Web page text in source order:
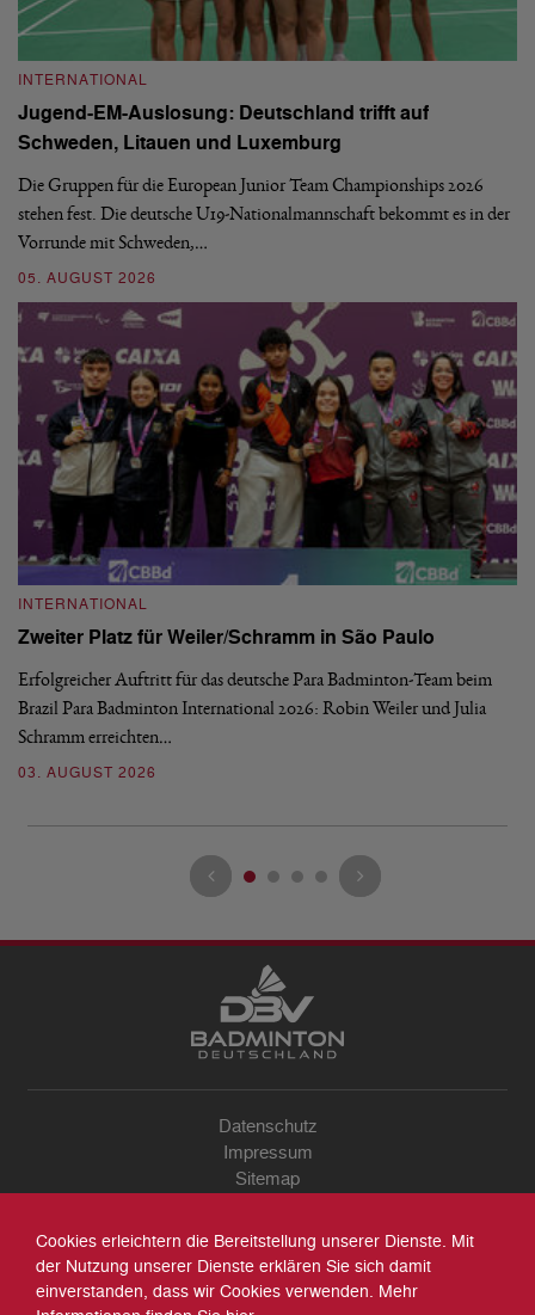
INTERNATIONAL
Jugend-EM-Auslosung: Deutschland trifft auf
Schweden, Litauen und Luxemburg
Die Gruppen für die European Junior Team Championships 2026
stehen fest. Die deutsche U19-Nationalmannschaft bekommt es in der
Vorrunde mit Schweden,…
05. AUGUST 2026
INTERNATIONAL
Zweiter Platz für Weiler/Schramm in São Paulo
Erfolgreicher Auftritt für das deutsche Para Badminton-Team beim
Brazil Para Badminton International 2026: Robin Weiler und Julia
Schramm erreichten…
03. AUGUST 2026
Datenschutz
Impressum
Sitemap
Archiv
Suche
Cookies erleichtern die Bereitstellung unserer Dienste. Mit
der Nutzung unserer Dienste erklären Sie sich damit
einverstanden, dass wir Cookies verwenden. Mehr